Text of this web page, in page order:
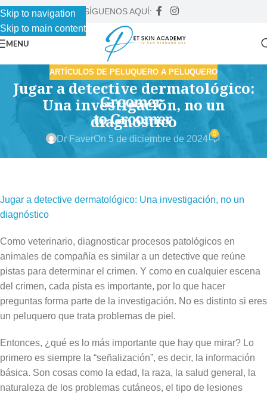
Skip to navigation
Skip to main content
SÍGUENOS AQUÍ:
MENU
ARTÍCULOS DE PELUQUERO A PELUQUERO
Jugar a detective dermatológico:
Una investigación, no un
diagnóstico
Dr FaverOn 5 de diciembre de 2024
0
Jugar a detective dermatológico: Una investigación, no un
diagnóstico
Como veterinario, diagnosticar procesos patológicos en
animales de compañía es similar a un detective que reúne
pistas para determinar el crimen. Y como en cualquier escena
del crimen, cada pista es importante, por lo que hacer
preguntas forma parte de la investigación. No es distinto si eres
un peluquero que trata problemas de piel.
Entonces, ¿qué es lo más importante que hay que mirar? Lo
primero es siempre la “señalización”, es decir, la información
básica. Son cosas como la edad, la raza, la salud general, la
naturaleza de los problemas cutáneos, el tipo de lesiones